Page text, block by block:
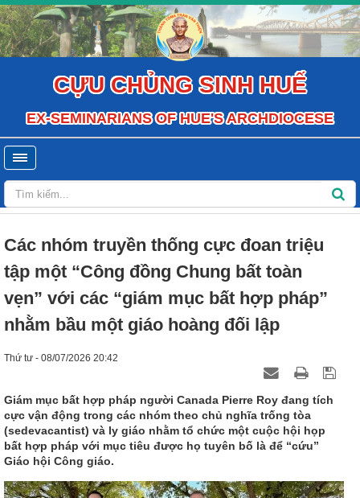
CỰU CHỦNG SINH HUẾ
EX-SEMINARIANS OF HUE'S ARCHDIOCESE
Các nhóm truyền thống cực đoan triệu
tập một “Công đồng Chung bất toàn
vẹn” với các “giám mục bất hợp pháp”
nhằm bầu một giáo hoàng đối lập
Thứ tư - 08/07/2026 20:42
Giám mục bất hợp pháp người Canada Pierre Roy đang tích
cực vận động trong các nhóm theo chủ nghĩa trống tòa
(sedevacantist) và ly giáo nhằm tổ chức một cuộc hội họp
bất hợp pháp với mục tiêu được họ tuyên bố là để “cứu”
Giáo hội Công giáo.